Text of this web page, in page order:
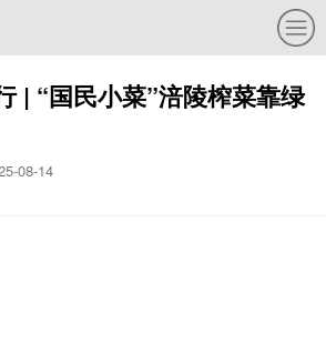
| “国民小菜”涪陵榨菜靠绿
08-14